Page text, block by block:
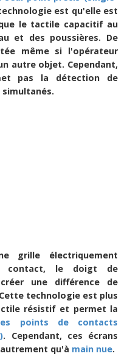
est qu'elle est
le tactile capacitif au
et des poussières. De
même si l'opérateur
autre objet. Cependant,
pas la détection de
grille électriquement
contact, le doigt de
une différence de
technologie est plus
résistif et permet la
points de contacts
. Cependant, ces écrans
qu'à main nue.